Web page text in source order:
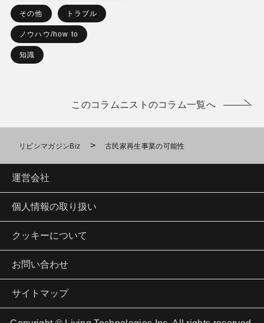
その他 トラブル
ノウハウ/how to
知識
このコラムニストのコラム一覧へ
リビンマガジンBiz > 古民家再生事業の可能性
運営会社
個人情報の取り扱い
クッキーについて
お問い合わせ
サイトマップ